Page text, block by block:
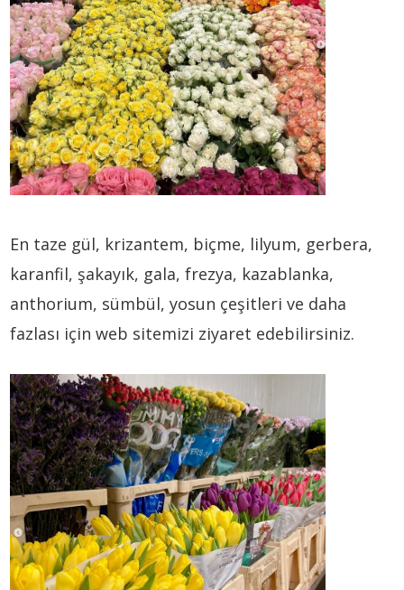
En taze gül, krizantem, biçme, lilyum, gerbera,
karanfil, şakayık, gala, frezya, kazablanka,
anthorium, sümbül, yosun çeşitleri ve daha
fazlası için web sitemizi ziyaret edebilirsiniz.